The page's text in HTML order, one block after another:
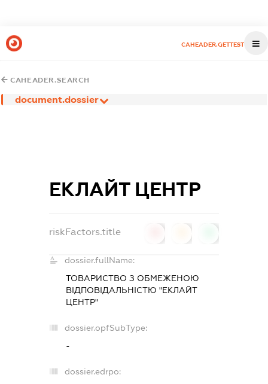
CAHEADER.GETTEST
CAHEADER.SEARCH
document.dossier
ЕКЛАЙТ ЦЕНТР
riskFactors.title
dossier.fullName:
ТОВАРИСТВО З ОБМЕЖЕНОЮ
ВІДПОВІДАЛЬНІСТЮ "ЕКЛАЙТ
ЦЕНТР"
dossier.opfSubType:
-
dossier.edrpo: